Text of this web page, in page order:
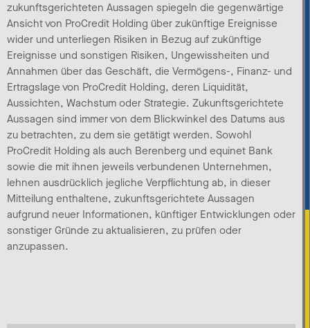
zukunftsgerichteten Aussagen spiegeln die gegenwärtige
Ansicht von ProCredit Holding über zukünftige Ereignisse
wider und unterliegen Risiken in Bezug auf zukünftige
Ereignisse und sonstigen Risiken, Ungewissheiten und
Annahmen über das Geschäft, die Vermögens-, Finanz- und
Ertragslage von ProCredit Holding, deren Liquidität,
Aussichten, Wachstum oder Strategie. Zukunftsgerichtete
Aussagen sind immer von dem Blickwinkel des Datums aus
zu betrachten, zu dem sie getätigt werden. Sowohl
ProCredit Holding als auch Berenberg und equinet Bank
sowie die mit ihnen jeweils verbundenen Unternehmen,
lehnen ausdrücklich jegliche Verpflichtung ab, in dieser
Mitteilung enthaltene, zukunftsgerichtete Aussagen
aufgrund neuer Informationen, künftiger Entwicklungen oder
sonstiger Gründe zu aktualisieren, zu prüfen oder
anzupassen.